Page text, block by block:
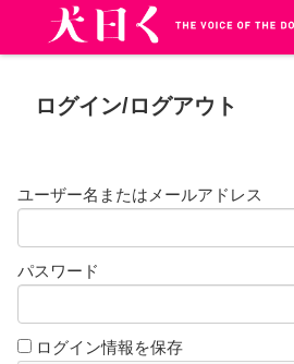
ログイン/ログアウト
ユーザー名またはメールアドレス
パスワード
ログイン情報を保存